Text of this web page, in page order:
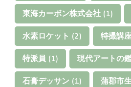
東海カーボン株式会社 (1)
水素ロケット (2) 特撮講
特派員 (1) 現代アートの
石膏デッサン (1) 蒲郡市